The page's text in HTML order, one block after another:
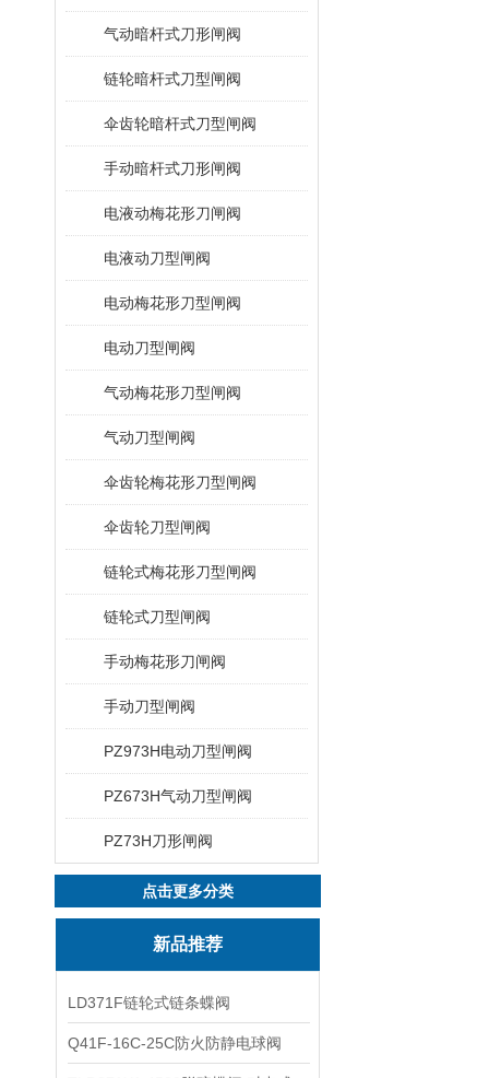
气动暗杆式刀形闸阀
链轮暗杆式刀型闸阀
伞齿轮暗杆式刀型闸阀
手动暗杆式刀形闸阀
电液动梅花形刀闸阀
电液动刀型闸阀
电动梅花形刀型闸阀
电动刀型闸阀
气动梅花形刀型闸阀
气动刀型闸阀
伞齿轮梅花形刀型闸阀
伞齿轮刀型闸阀
链轮式梅花形刀型闸阀
链轮式刀型闸阀
手动梅花形刀闸阀
手动刀型闸阀
PZ973H电动刀型闸阀
PZ673H气动刀型闸阀
PZ73H刀形闸阀
点击更多分类
新品推荐
LD371F链轮式链条蝶阀
Q41F-16C-25C防火防静电球阀